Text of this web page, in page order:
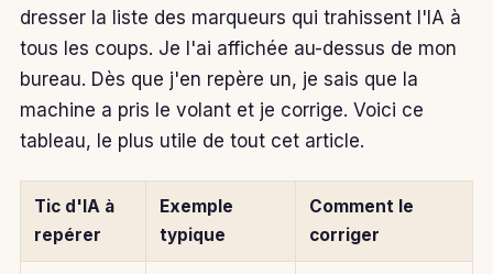
dresser la liste des marqueurs qui trahissent l'IA à
tous les coups. Je l'ai affichée au-dessus de mon
bureau. Dès que j'en repère un, je sais que la
machine a pris le volant et je corrige. Voici ce
tableau, le plus utile de tout cet article.
Tic d'IA à
repérer
Exemple
typique
Comment le
corriger